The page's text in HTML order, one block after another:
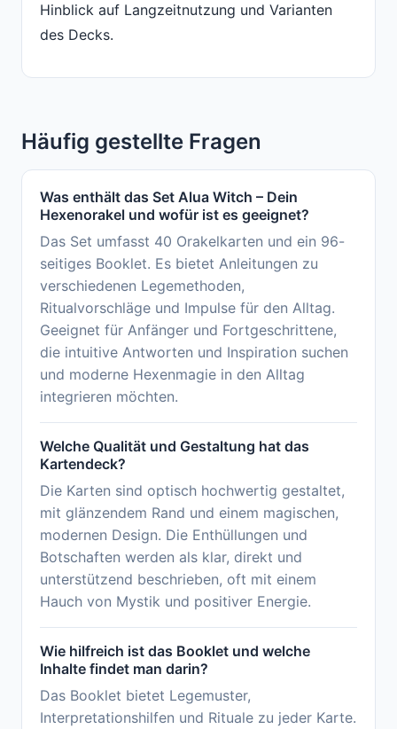
Hinblick auf Langzeitnutzung und Varianten
des Decks.
Häufig gestellte Fragen
Was enthält das Set Alua Witch – Dein
Hexenorakel und wofür ist es geeignet?
Das Set umfasst 40 Orakelkarten und ein 96-
seitiges Booklet. Es bietet Anleitungen zu
verschiedenen Legemethoden,
Ritualvorschläge und Impulse für den Alltag.
Geeignet für Anfänger und Fortgeschrittene,
die intuitive Antworten und Inspiration suchen
und moderne Hexenmagie in den Alltag
integrieren möchten.
Welche Qualität und Gestaltung hat das
Kartendeck?
Die Karten sind optisch hochwertig gestaltet,
mit glänzendem Rand und einem magischen,
modernen Design. Die Enthüllungen und
Botschaften werden als klar, direkt und
unterstützend beschrieben, oft mit einem
Hauch von Mystik und positiver Energie.
Wie hilfreich ist das Booklet und welche
Inhalte findet man darin?
Das Booklet bietet Legemuster,
Interpretationshilfen und Rituale zu jeder Karte.